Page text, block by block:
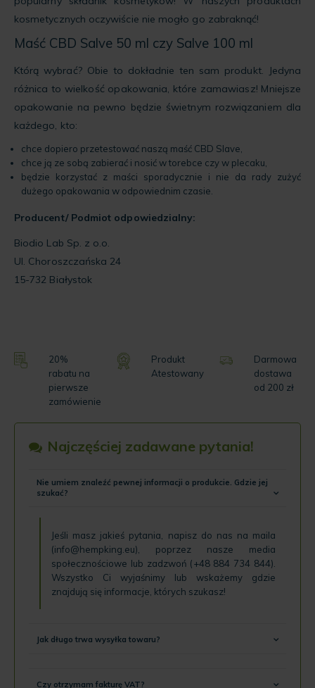
kosmetycznych oczywiście nie mogło go zabraknąć!
Maść CBD Salve 50 ml czy Salve 100 ml
Którą wybrać? Obie to dokładnie ten sam produkt. Jedyna
różnica to wielkość opakowania, które zamawiasz! Mniejsze
opakowanie na pewno będzie świetnym rozwiązaniem dla
każdego, kto:
chce dopiero przetestować naszą maść CBD Slave,
chce ją ze sobą zabierać i nosić w torebce czy w plecaku,
będzie korzystać z maści sporadycznie i nie da rady zużyć
dużego opakowania w odpowiednim czasie.
Producent/ Podmiot odpowiedzialny:
Biodio Lab Sp. z o.o.
Ul. Choroszczańska 24
15-732 Białystok
20%
rabatu na
pierwsze
zamówienie
Produkt
Atestowany
Darmowa
dostawa
od 200 zł
Najczęściej zadawane pytania!
Nie umiem znaleźć pewnej informacji o produkcie. Gdzie jej
szukać?
Jeśli masz jakieś pytania, napisz do nas na maila
(info@hempking.eu), poprzez nasze media
społecznościowe lub zadzwoń (+48 884 734 844).
Wszystko Ci wyjaśnimy lub wskażemy gdzie
znajdują się informacje, których szukasz!
Jak długo trwa wysyłka towaru?
Czy otrzymam fakturę VAT?